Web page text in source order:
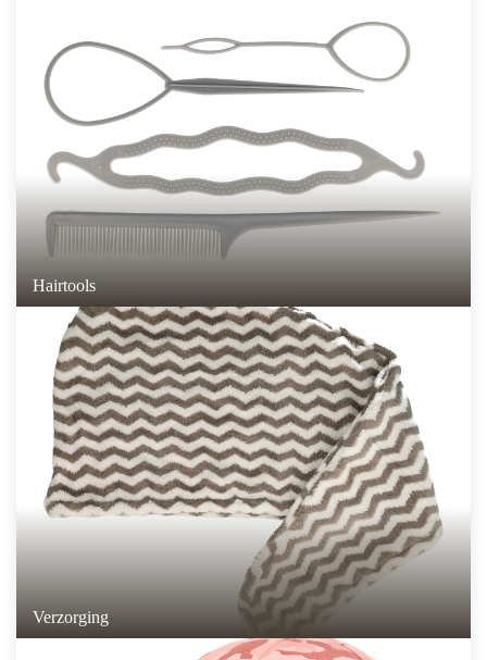
Hairtools
Verzorging